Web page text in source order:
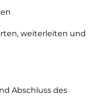
weiterleiten und
Abschluss des